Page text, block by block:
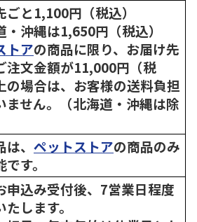
ごと1,100円（税込）
沖縄は1,650円（税込）
トアの商品に限り、お届け先
注文金額が11,000円（税
の場合は、お客様の送料負担
ません。（北海道・沖縄は除
、 ペットストアの商品のみ
す。
申込み受付後、7営業日程度
します。